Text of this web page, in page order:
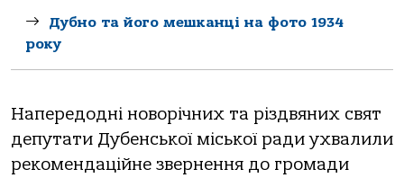
Дубно та його мешканці на фото 1934
року
Напередодні новорічних та різдвяних свят
депутати Дубенської міської ради ухвалили
рекомендаційне звернення до громади